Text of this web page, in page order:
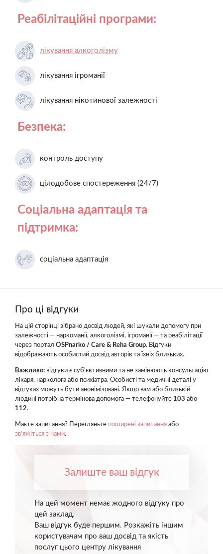
Реабілітаційні програми:
лікування алкоголізму
лікування ігроманії
лікування нікотинової залежності
Безпека:
контроль доступу
цілодобове спостереження (24/7)
Соціальна адаптація та
підтримка:
соціальна адаптація
Про ці відгуки
На цій сторінці зібрано досвід людей, які шукали допомогу при
залежності — наркоманії, алкоголізмі, ігроманії — та реабілітації
через портал OSPnarko / Care & Reha Group. Відгуки
відображають особистий досвід авторів та їхніх близьких.
Важливо: відгуки є суб'єктивними та не замінюють консультацію
лікаря, нарколога або психіатра. Особисті та медичні деталі у
відгуках можуть бути анонімізовані. Якщо вам або близькій
людині потрібна термінова допомога — телефонуйте 103 або
112.
Маєте запитання? Перегляньте поширені запитання або
зв'яжіться з нами.
Залиште ваш відгук
На цей момент немає жодного відгуку про
цей заклад.
Ваш відгук буде першим. Розкажіть іншим
користувачам про ваш досвід та якість
послуг цього центру лікування